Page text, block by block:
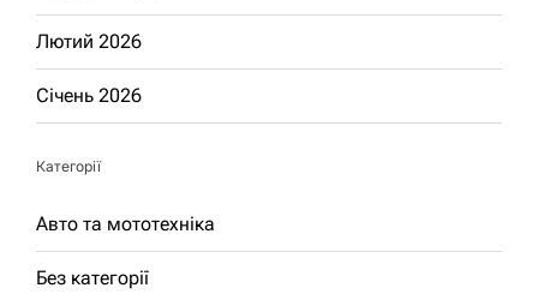
Лютий 2026
Січень 2026
Категорії
Авто та мототехніка
Без категорії